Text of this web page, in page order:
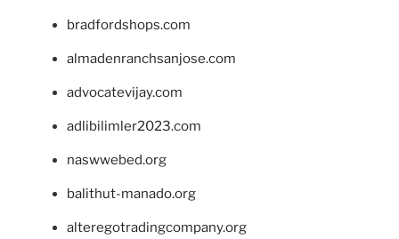
bradfordshops.com
almadenranchsanjose.com
advocatevijay.com
adlibilimler2023.com
naswwebed.org
balithut-manado.org
alteregotradingcompany.org